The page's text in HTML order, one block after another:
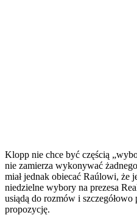
Klopp nie chce być częścią
nie zamierza wykonywać
miał jednak obiecać Raúlowi, że
niedzielne wybory na prezesa
usiądą do rozmów i szczegółowo
propozycję.